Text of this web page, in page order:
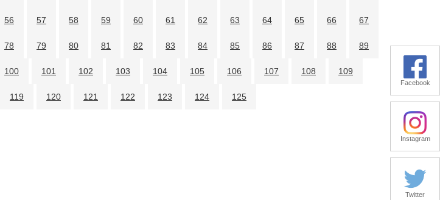
56 57 58 59 60 61 62 63 64 65 66 67
78 79 80 81 82 83 84 85 86 87 88 89
100 101 102 103 104 105 106 107 108 109
119 120 121 122 123 124 125
Facebook
Instagram
Twitter